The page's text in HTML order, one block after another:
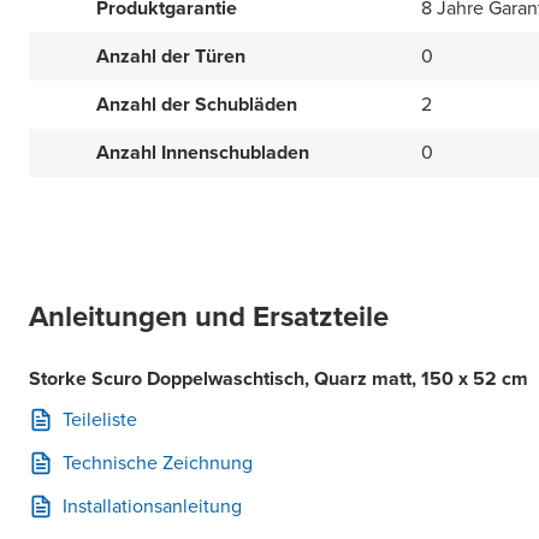
Produktgarantie
8 Jahre
Anzahl der Türen
0
Anzahl der Schubläden
2
Anzahl Innenschubladen
0
Anleitungen und Ersatzteile
Storke Scuro Doppelwaschtisch, Quarz matt, 150 x 52 cm
Teileliste
Technische Zeichnung
Installationsanleitung